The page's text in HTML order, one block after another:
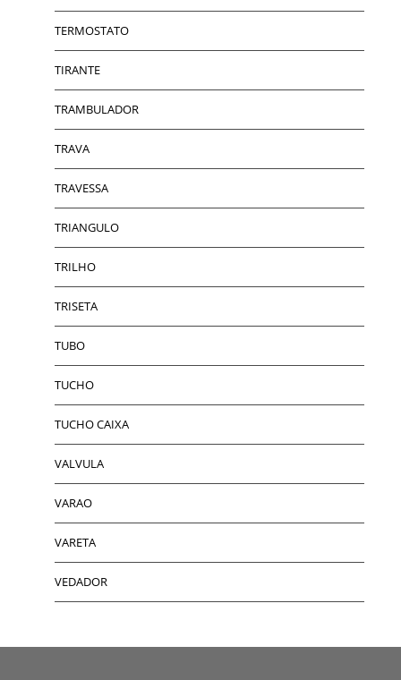
TERMOSTATO
TIRANTE
TRAMBULADOR
TRAVA
TRAVESSA
TRIANGULO
TRILHO
TRISETA
TUBO
TUCHO
TUCHO CAIXA
VALVULA
VARAO
VARETA
VEDADOR